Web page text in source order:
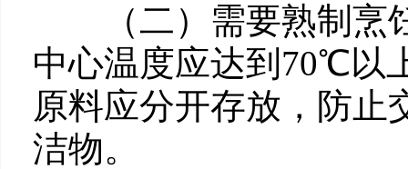
（二）需要熟制烹饪
中心温度应达到70℃以
原料应分开存放，防止
洁物。